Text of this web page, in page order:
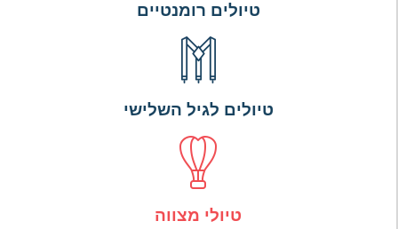
טיולים רומנטיים
טיולים לגיל השלישי
טיולי מצווה